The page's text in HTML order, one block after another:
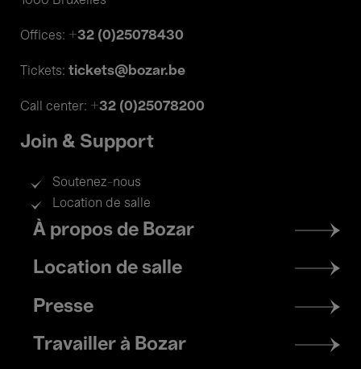
Offices: +32 (0)25078430
Tickets: tickets@bozar.be
Call center: +32 (0)25078200
Join & Support
Soutenez-nous
Location de salle
Footer
menu
À propos de Bozar
Location de salle
Presse
Travailler à Bozar